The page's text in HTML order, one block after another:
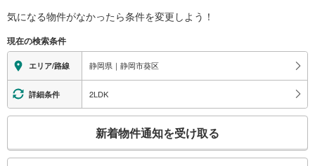
に
す
る
情
報
気になる物件がなかったら条件を変更しよう！
現在の検索条件
エリア/路線 静岡県｜静岡市葵区
詳細条件 2LDK
検
新着物件通知を受け取る